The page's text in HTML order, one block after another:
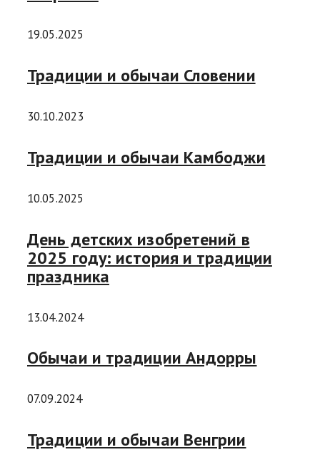
19.05.2025
Традиции и обычаи Словении
30.10.2023
Традиции и обычаи Камбоджи
10.05.2025
День детских изобретений в
2025 году: история и традиции
праздника
13.04.2024
Обычаи и традиции Андорры
07.09.2024
Традиции и обычаи Венгрии